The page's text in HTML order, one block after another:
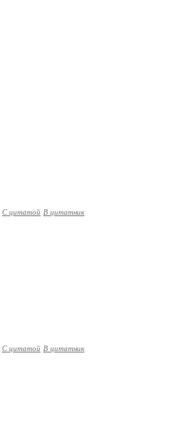
С цитатой В цитатник
С цитатой В цитатник